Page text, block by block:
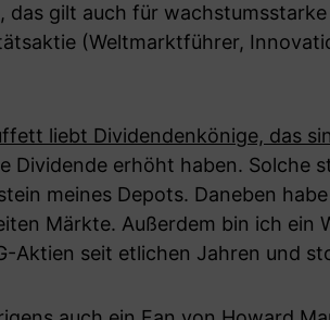
das gilt auch für
(Weltmarktführer,
liebt Dividendenkönige, das
Dividende erhöht haben. Solche
meines Depots. Daneben
Märkte. Außerdem bin ich ein
Aktien seit etlichen Jahren und